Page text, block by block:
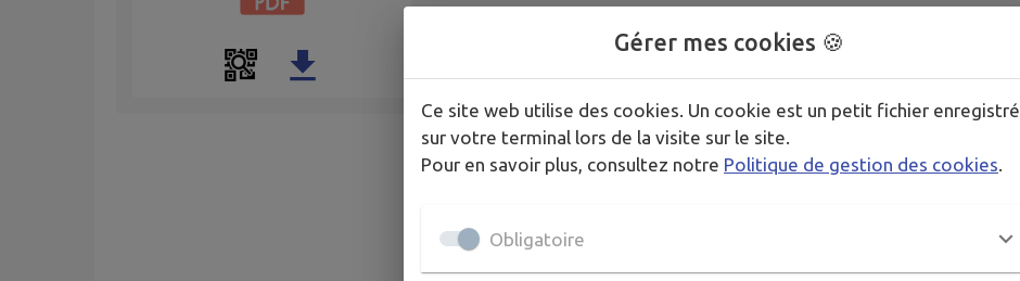
Gérer mes cookies 🍪
Ce site web utilise des cookies. Un cookie est un petit fichier enregistré
sur votre terminal lors de la visite sur le site.
Pour en savoir plus, consultez notre Politique de gestion des cookies.
Obligatoire